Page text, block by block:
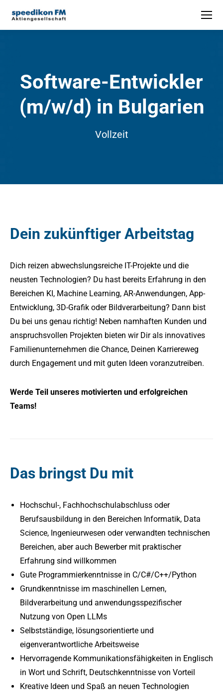
Software-Entwickler
(m/w/d) in Bulgarien
Vollzeit
Dein zukünftiger Arbeitstag
Dich reizen abwechslungsreiche IT-Projekte und die
neusten Technologien? Du hast bereits Erfahrung in den
Bereichen KI, Machine Learning, AR-Anwendungen, App-
Entwicklung, 3D-Grafik oder Bildverarbeitung? Dann bist
Du bei uns genau richtig! Neben namhaften Kunden und
anspruchsvollen Projekten bieten wir Dir als innovatives
Familienunternehmen die Chance, Deinen Karriereweg
durch Engagement und mit guten Ideen voranzutreiben.
Werde Teil unseres motivierten und erfolgreichen
Teams!
Das bringst Du mit
Hochschul-, Fachhochschulabschluss oder
Berufsausbildung in den Bereichen Informatik, Data
Science, Ingenieurwesen oder verwandten technischen
Bereichen, aber auch Bewerber mit praktischer
Erfahrung sind willkommen
Gute Programmierkenntnisse in C/C#/C++/Python
Grundkenntnisse im maschinellen Lernen,
Bildverarbeitung und anwendungsspezifischer
Nutzung von Open LLMs
Selbstständige, lösungsorientierte und
eigenverantwortliche Arbeitsweise
Hervorragende Kommunikationsfähigkeiten in Englisch
in Wort und Schrift, Deutschkenntnisse von Vorteil
Kreative Ideen und Spaß an neuen Technologien